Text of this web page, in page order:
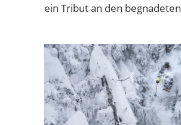
ein Tribut an den begnadeten